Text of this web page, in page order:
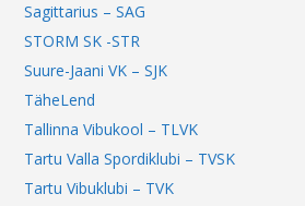
Sagittarius – SAG
STORM SK -STR
Suure-Jaani VK – SJK
TäheLend
Tallinna Vibukool – TLVK
Tartu Valla Spordiklubi – TVSK
Tartu Vibuklubi – TVK